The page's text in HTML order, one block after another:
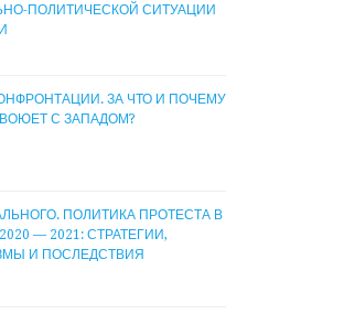
ПОЛИТИЧЕСКОЙ СИТУАЦИИ
ЗА ЧТО И ПОЧЕМУ
С ЗАПАДОМ?
ПОЛИТИКА ПРОТЕСТА В
— 2021: СТРАТЕГИИ,
И ПОСЛЕДСТВИЯ